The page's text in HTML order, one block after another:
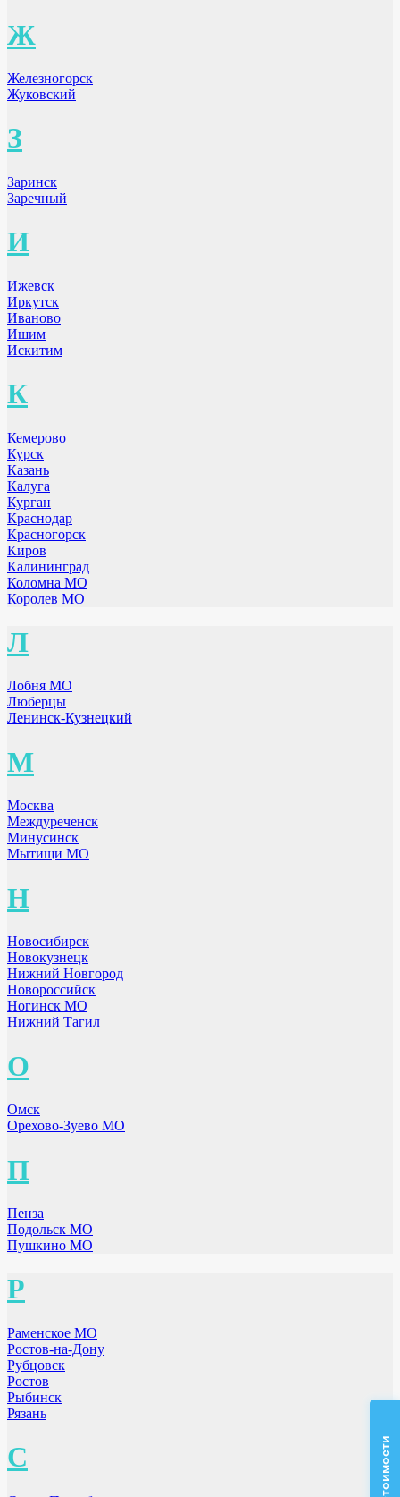
Ж
Железногорск
Жуковский
З
Заринск
Заречный
И
Ижевск
Иркутск
Иваново
Ишим
Искитим
К
Кемерово
Курск
Казань
Калуга
Курган
Краснодар
Красногорск
Киров
Калининград
Коломна МО
Королев МО
Л
Лобня МО
Люберцы
Ленинск-Кузнецкий
М
Москва
Междуреченск
Минусинск
Мытищи МО
Н
Новосибирск
Новокузнецк
Нижний Новгород
Новороссийск
Ногинск МО
Нижний Тагил
О
Омск
Орехово-Зуево МО
П
Пенза
Подольск МО
Пушкино МО
Р
Раменское МО
Ростов-на-Дону
Рубцовск
Ростов
Рыбинск
Рязань
С